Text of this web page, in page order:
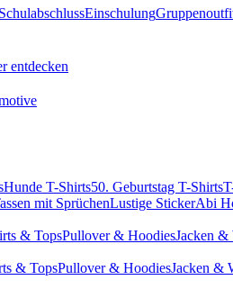
SchulabschlussEinschulung
entdecken
Hunde T-Shirts50. Geburtstag T-Shirts
mit SprüchenLustige StickerAbi
& TopsPullover & HoodiesJacken &
& TopsPullover & HoodiesJacken &